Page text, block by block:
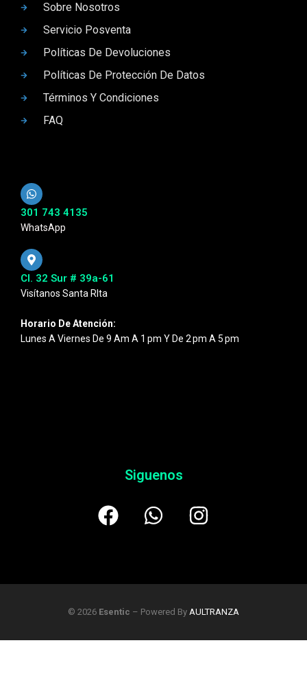
Sobre Nosotros
Servicio Posventa
Políticas De Devoluciones
Políticas De Protección De Datos
Términos Y Condiciones
FAQ
301 743 4135
WhatsApp
Cl. 32 Sur # 39a-61
Visítanos Santa RIta
Horario De Atención:
Lunes A Viernes De 9 Am A 1 Pm Y De 2 Pm A 5 Pm
Siguenos
© 2026 Esentic – Powered By AULTRANZA